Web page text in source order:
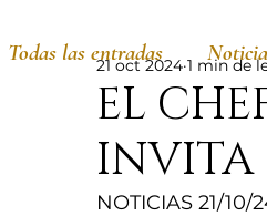
EL
INVITA
21 oct 2024 1 min de
NOTICIAS 21/10/
Todas las entradas